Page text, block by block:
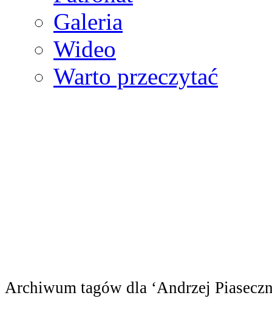
Galeria
Wideo
Warto przeczytać
Archiwum tagów dla ‘Andrzej